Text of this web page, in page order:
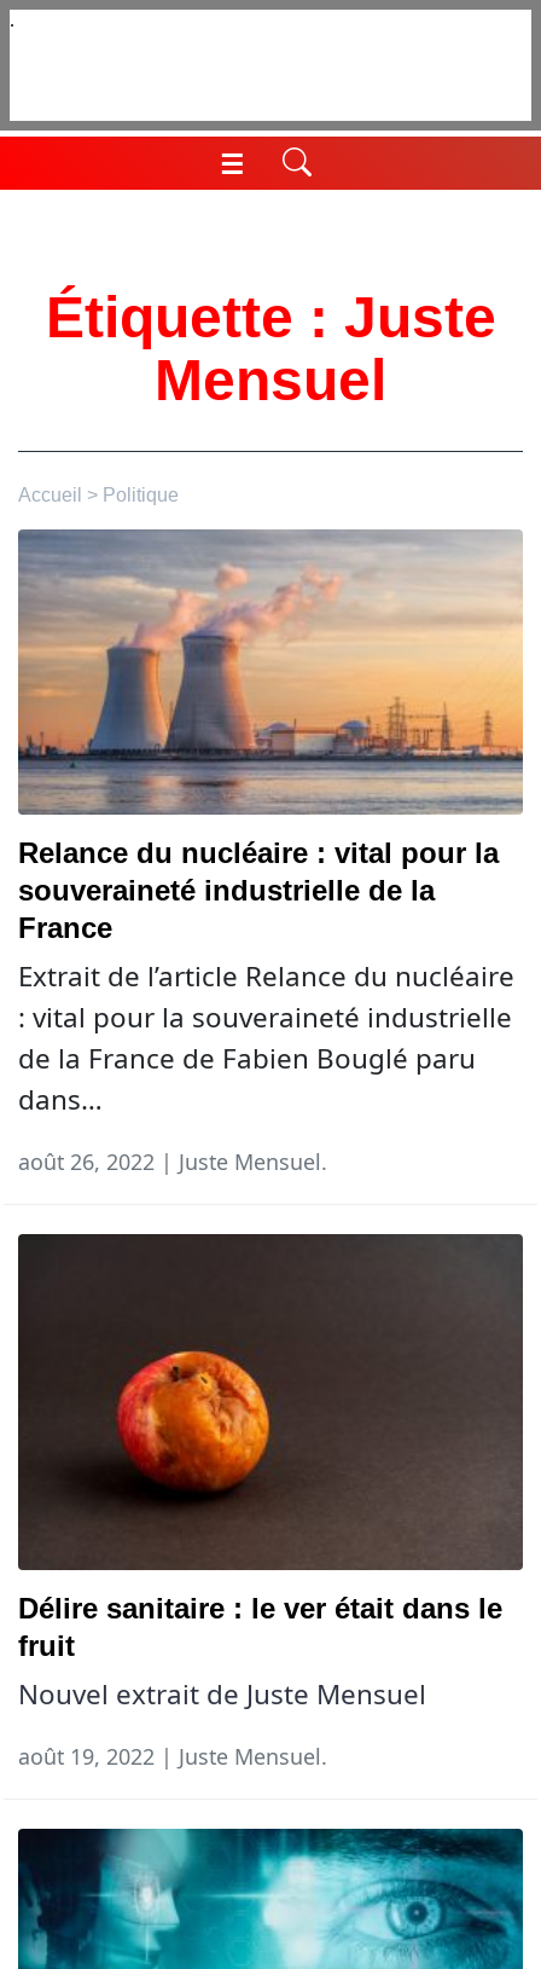
Aller
☰
Menu
Étiquette : Juste
Mensuel
Accueil > Politique
Relance du nucléaire : vital pour la
souveraineté industrielle de la
France
Extrait de l’article Relance du nucléaire
: vital pour la souveraineté industrielle
de la France de Fabien Bouglé paru
dans…
août 26, 2022 | Juste Mensuel.
Délire sanitaire : le ver était dans le
fruit
Nouvel extrait de Juste Mensuel
août 19, 2022 | Juste Mensuel.